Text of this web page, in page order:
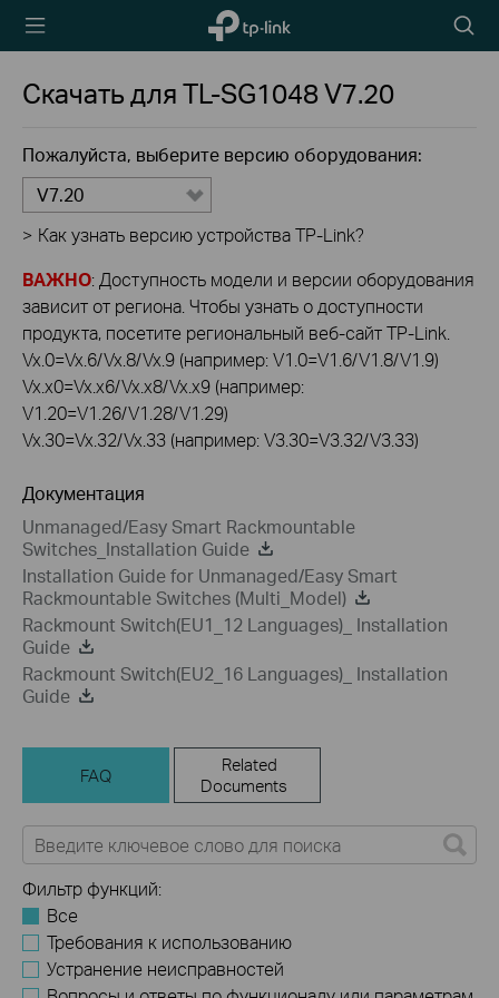
TP-Link,
Reliably
icon
Скачать дляTL-SG1048V7.20
Пожалуйста, выберите версию оборудования:
V7.20
> Как узнать версию устройства TP-Link?
ВАЖНО: Доступность модели и версии оборудования
зависит от региона. Чтобы узнать о доступности
продукта, посетите региональный веб-сайт TP-Link.
Vx.0=Vx.6/Vx.8/Vx.9 (например: V1.0=V1.6/V1.8/V1.9)
Vx.x0=Vx.x6/Vx.x8/Vx.x9 (например:
V1.20=V1.26/V1.28/V1.29)
Vx.30=Vx.32/Vx.33 (например: V3.30=V3.32/V3.33)
Документация
Unmanaged/Easy Smart Rackmountable
Switches_Installation Guide
Installation Guide for Unmanaged/Easy Smart
Rackmountable Switches (Multi_Model)
Rackmount Switch(EU1_12 Languages)_ Installation
Guide
Rackmount Switch(EU2_16 Languages)_ Installation
Guide
FAQ
Related
Documents
Фильтр функций:
Все
Требования к использованию
Устранение неисправностей